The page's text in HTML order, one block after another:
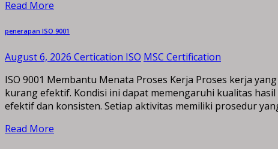
Read More
penerapan ISO 9001
August 6, 2026 Certication ISO MSC Certification
ISO 9001 Membantu Menata Proses Kerja Proses kerja
kurang efektif. Kondisi ini dapat memengaruhi kualitas
efektif dan konsisten. Setiap aktivitas memiliki prosedur
Read More